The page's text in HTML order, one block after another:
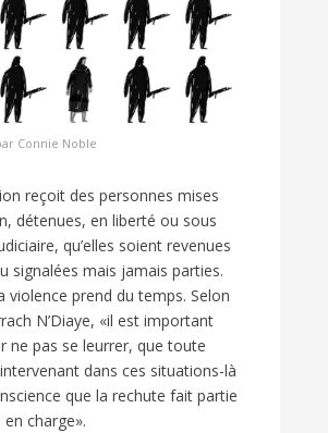
Connie Noble
reçoit des personnes mises
détenues, en liberté ou sous
qu’elles soient revenues
signalées mais jamais parties.
violence prend du temps. Selon
N’Diaye, «il est important
ne pas se leurrer, que toute
dans ces situations-là
que la rechute fait partie
charge».